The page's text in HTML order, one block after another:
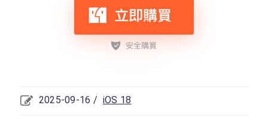
2025-09-16 / iOS 18